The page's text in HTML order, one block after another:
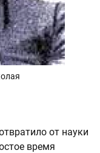
от науки
время